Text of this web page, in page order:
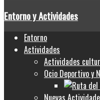
Entorno y Actividades
Entorno
Actividades
Actividades
Ocio Deportivo y